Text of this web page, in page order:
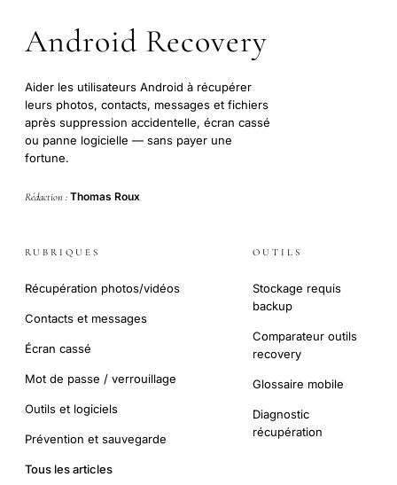
Android Recovery
Aider les utilisateurs Android à récupérer
leurs photos, contacts, messages et fichiers
après suppression accidentelle, écran cassé
ou panne logicielle — sans payer une
fortune.
Rédaction : Thomas Roux
RUBRIQUES
Récupération photos/vidéos
Contacts et messages
Écran cassé
Mot de passe / verrouillage
Outils et logiciels
Prévention et sauvegarde
Tous les articles
OUTILS
Stockage requis
backup
Comparateur outils
recovery
Glossaire mobile
Diagnostic
récupération